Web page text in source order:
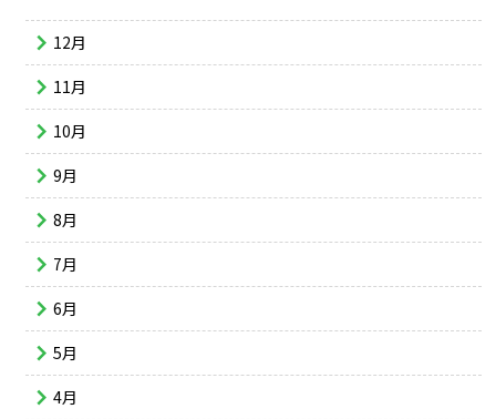
12月
11月
10月
9月
8月
7月
6月
5月
4月